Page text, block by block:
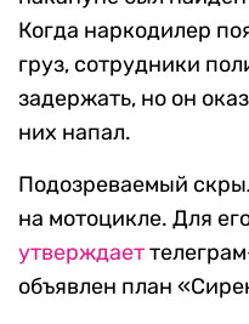
Когда наркодилер
груз, сотрудники
задержать, но он
них напал.
Подозреваемый
на мотоцикле. Для
утверждает
объявлен план